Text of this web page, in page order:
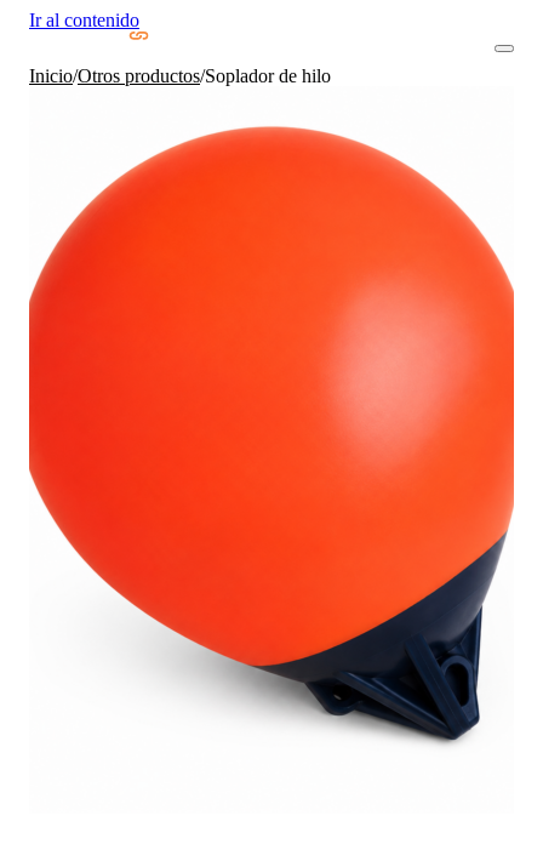
Ir al contenido
Inicio/Otros productos/Soplador de hilo